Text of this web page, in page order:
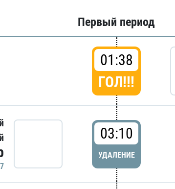
Первый период
01:38
ГОЛ!!!
03:10
УДАЛЕНИЕ